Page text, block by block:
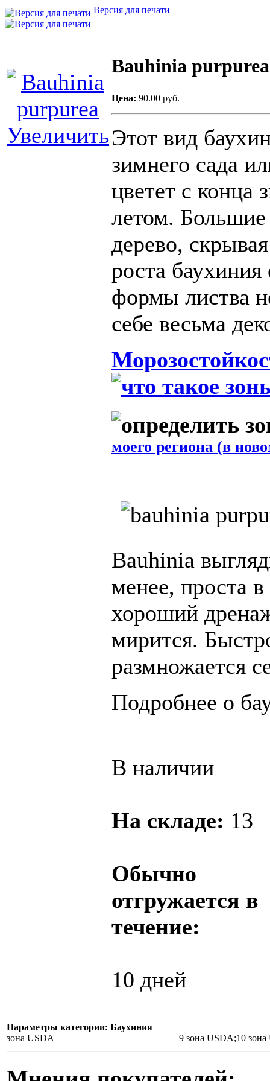
Версия для печати
Увеличить
Bauhinia purpurea
Цена: 90.00 руб.
Этот вид
зимнего сада
цветет с конца
летом.
дерево,
роста
формы листва
себе весьма
моего региона (в
Bauhinia
менее, проста
хороший
мирится. Б
размножается
Подробнее о
В наличии
На складе: 13
Обычно
отгружается в
течение:
10 дней
Параметры категории: Баухиния
зона USDA
9 зона USDA;10